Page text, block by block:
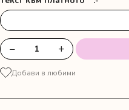
количество
за
Платно
− +
Добави в любими